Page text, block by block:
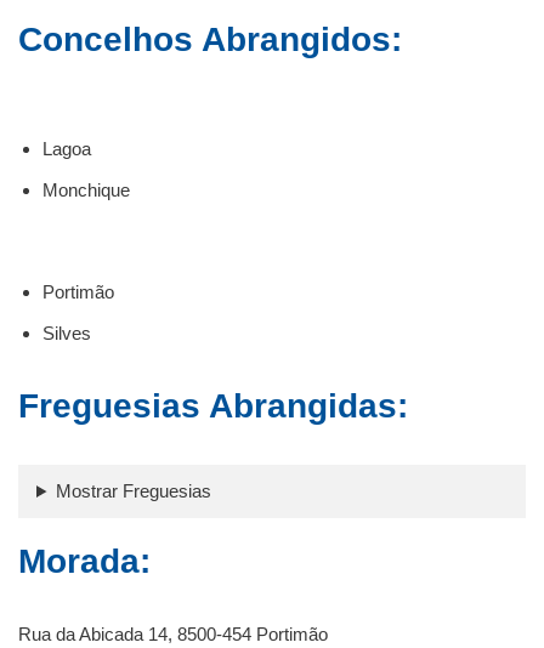
Concelhos Abrangidos:
Lagoa
Monchique
Portimão
Silves
Freguesias Abrangidas:
Mostrar Freguesias
Morada:
Rua da Abicada 14, 8500-454 Portimão